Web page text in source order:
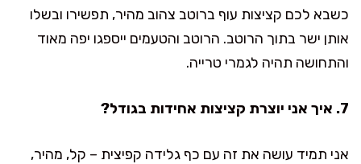
כשבא לכם קציצות עוף ברוטב צהוב מהיר, תפשירו ובשלו
אותן ישר בתוך הרוטב. הרוטב והטעמים ייספגו יפה מאוד
והתחושה תהיה לגמרי טרייה.
7. איך אני יוצרת קציצות אחידות בגודל?
אני תמיד עושה את זה עם כף גלידה קפיצית – קל, מהיר,